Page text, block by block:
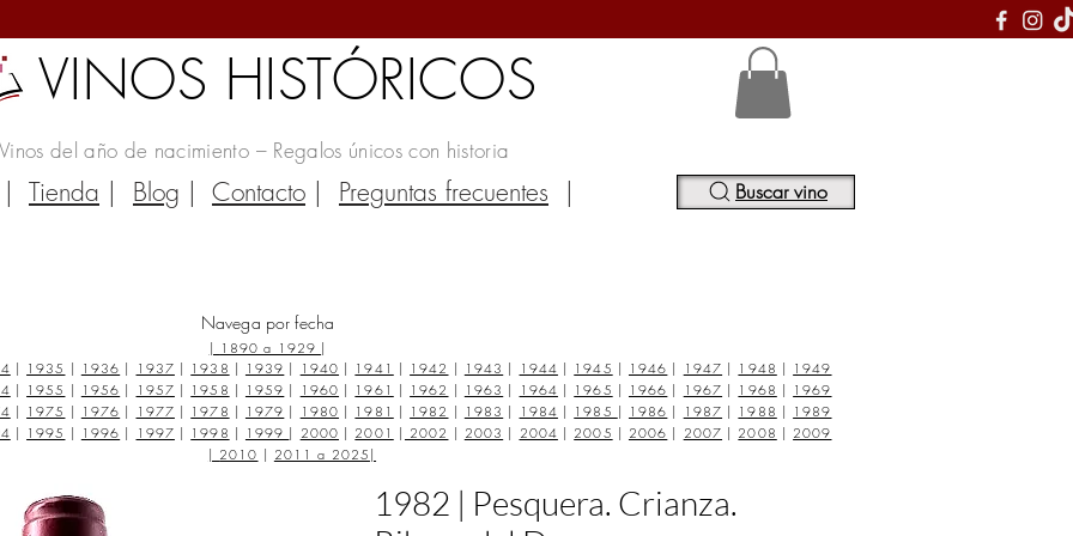
VINOS HISTÓRICOS
Vinos del año de nacimiento – Regalos únicos con historia
| Tienda | Blog | Contacto | Preguntas frecuentes | Buscar vino
Navega por fecha
| 1890 a 1929 |
| 1935 | 1936 | 1937 | 1938 | 1939 | 1940 | 1941 | 1942 | 1943 | 1944 | 1945 | 1946 | 1947 | 1948 | 1949
| 1955 | 1956 | 1957 | 1958 | 1959 | 1960 | 1961 | 1962 | 1963 | 1964 | 1965 | 1966 | 1967 | 1968 | 1969
| 1975 | 1976 | 1977 | 1978 | 1979 | 1980 | 1981 | 1982 | 1983 | 1984 | 1985 | 1986 | 1987 | 1988 | 1989
| 1995 | 1996 | 1997 | 1998 | 1999 | 2000 | 2001 | 2002 | 2003 | 2004 | 2005 | 2006 | 2007 | 2008 | 2009
| 2010 | 2011 a 2025 |
1982 | Pesquera. Crianza.